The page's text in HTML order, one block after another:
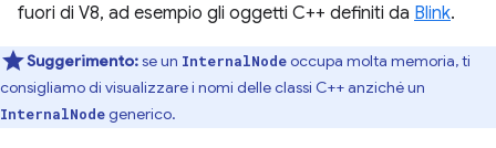
fuori di V8, ad esempio gli oggetti C++ definiti da Blink.
Suggerimento:se un InternalNodeoccupa molta memoria, ti
consigliamo di visualizzare i nomi delle classi C++ anziché un
InternalNodegenerico.